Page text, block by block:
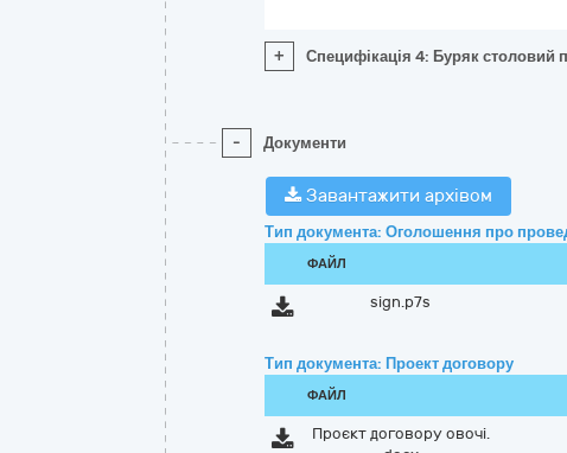
+ Специфікація 4: Буряк столовий
- Документи
Завантажити архівом
Тип документа: Оголошення про
ФАЙЛ
sign.p7s
Тип документа: Проект договору
ФАЙЛ
Проєкт договору овочі.